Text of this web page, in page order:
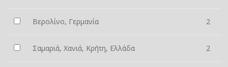
Βερολίνο, Γερμανία 2
Σαμαριά, Χανιά, Κρήτη, Ελλάδα 2